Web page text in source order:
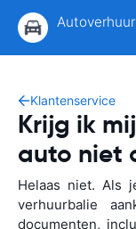
Klantenservice
Krijg ik
auto niet
Helaas niet. Als
verhuurbalie
documenten,